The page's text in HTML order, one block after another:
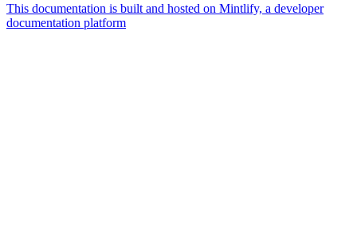
This documentation is built and hosted on Mintlify, a developer
documentation platform